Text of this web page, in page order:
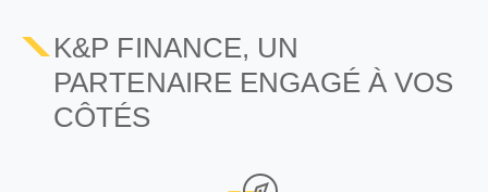
K&P FINANCE, UN
PARTENAIRE ENGAGÉ À VOS
CÔTÉS